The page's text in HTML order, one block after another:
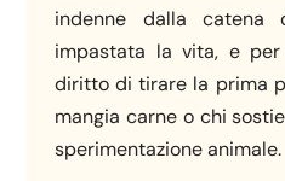
indenne dalla
impastata la vita, e
diritto di tirare la prima
mangia carne o chi
sperimentazione animale.